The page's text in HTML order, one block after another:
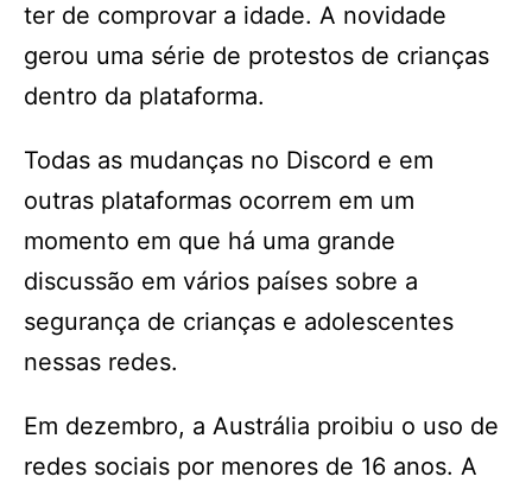
ter de comprovar a idade. A novidade
gerou uma série de protestos de crianças
dentro da plataforma.
Todas as mudanças no Discord e em
outras plataformas ocorrem em um
momento em que há uma grande
discussão em vários países sobre a
segurança de crianças e adolescentes
nessas redes.
Em dezembro, a Austrália proibiu o uso de
redes sociais por menores de 16 anos. A